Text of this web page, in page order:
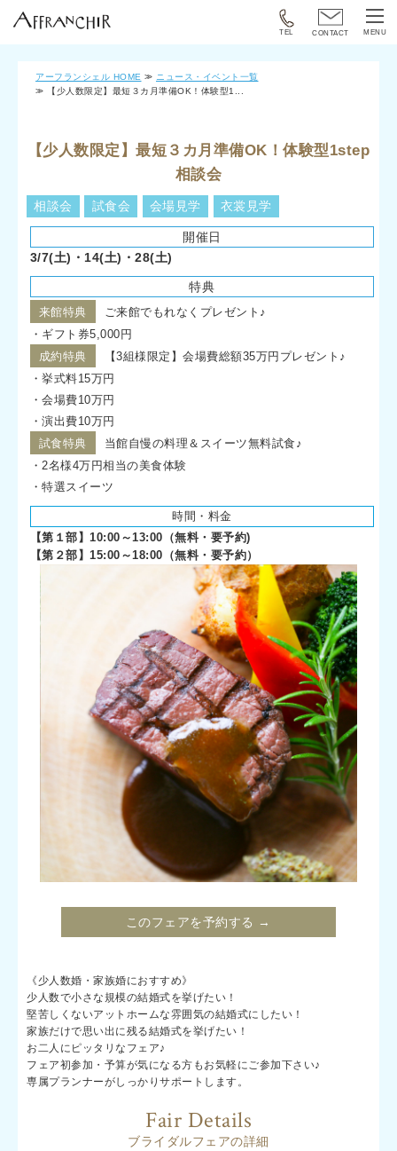
MENU
CONTACT
TEL
アーフランシェル HOME
ニュース・イベント一覧
【少人数限定】最短３カ月準備OK！体験型1...
【少人数限定】最短３カ月準備OK！体験型1step
相談会
相談会 試食会 会場見学 衣裳見学
開催日
3/7(土)・14(土)・28(土)
特典
来館特典
ご来館でもれなくプレゼント♪
・ギフト券5,000円
成約特典
【3組様限定】会場費総額35万円プレゼント♪
・挙式料15万円
・会場費10万円
・演出費10万円
試食特典
当館自慢の料理＆スイーツ無料試食♪
・2名様4万円相当の美食体験
・特選スイーツ
時間・料金
【第１部】10:00～13:00（無料・要予約)
【第２部】15:00～18:00（無料・要予約）
このフェアを予約する →
《少人数婚・家族婚におすすめ》
少人数で小さな規模の結婚式を挙げたい！
堅苦しくないアットホームな雰囲気の結婚式にしたい！
家族だけで思い出に残る結婚式を挙げたい！
お二人にピッタリなフェア♪
フェア初参加・予算が気になる方もお気軽にご参加下さい♪
専属プランナーがしっかりサポートします。
Fair Details
ブライダルフェアの詳細